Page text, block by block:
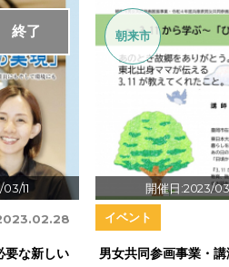
11
終了
要な新しい
開催日:2023/
朝来市
イベント
男女共同参画事業・